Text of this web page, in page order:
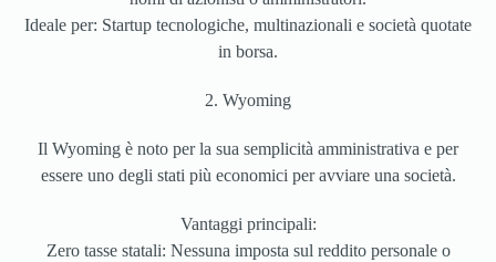
Ideale per: Startup tecnologiche, multinazionali e società quotate
in borsa.
2. Wyoming
Il Wyoming è noto per la sua semplicità amministrativa e per
essere uno degli stati più economici per avviare una società.
Vantaggi principali:
Zero tasse statali: Nessuna imposta sul reddito personale o